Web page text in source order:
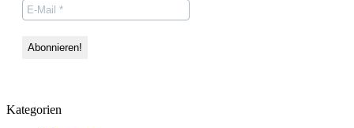
Kategorien